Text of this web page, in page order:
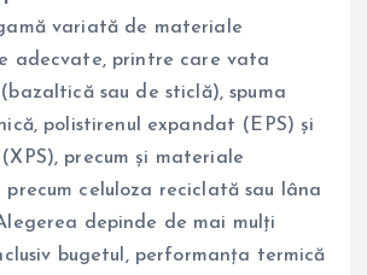
variată de materiale
adecvate, printre care vata
sau de sticlă), spuma
polistirenul expandat (EPS) și
precum și materiale
precum celuloza reciclată sau lâna
depinde de mai mulți
bugetul, performanța termică